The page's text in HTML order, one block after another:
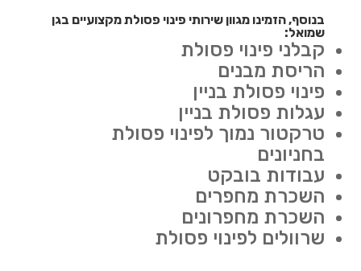
בנוסף, הזמינו מגוון שירותי פינוי פסולת מקצועיים בגן
שמואל:
קבלני פינוי פסולת
הריסת מבנים
פינוי פסולת בניין
עגלות פסולת בניין
טרקטור נמוך לפינוי פסולת
בחניונים
עבודות בובקט
השכרת מחפרים
השכרת מחפרונים
שרוולים לפינוי פסולת